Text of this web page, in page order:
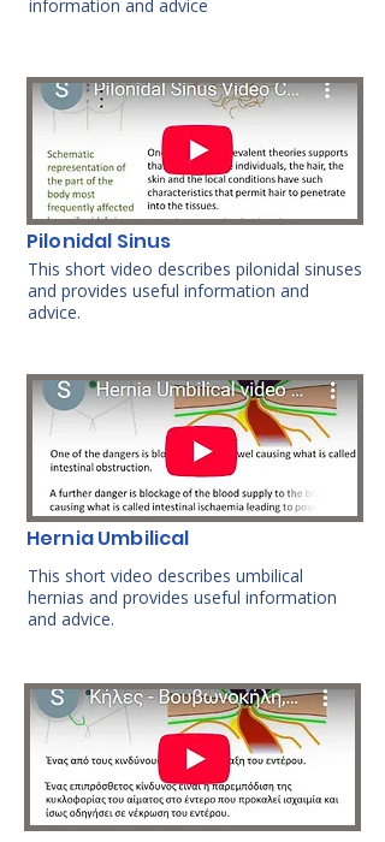
information and advice
Pilonidal Sinus
This short video describes pilonidal sinuses
and provides useful information and
advice.
Hernia Umbilical
This short video describes umbilical
hernias and provides useful information
and advice.